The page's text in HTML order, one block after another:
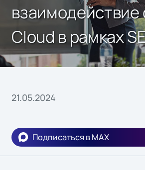
взаимодействие
Cloud в рамках
21.05.2024
Подписаться в MAX